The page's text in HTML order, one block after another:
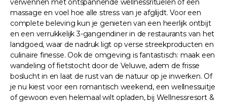
verwennen met ontspannende wellnessrituelen of een
massage en voel hoe alle stress van je afglijdt. Voor een
complete beleving kun je genieten van een heerlijk ontbijt
en een verrukkelijk 3-gangendiner in de restaurants van het
landgoed, waar de nadruk ligt op verse streekproducten en
culinaire finesse. Ook de omgeving is fantastisch: maak een
wandeling of fietstocht door de Veluwe, adem de frisse
boslucht in en laat de rust van de natuur op je inwerken. Of
je nu kiest voor een romantisch weekend, een wellnessuitje
of gewoon even helemaal wilt opladen, bij Wellnessresort &